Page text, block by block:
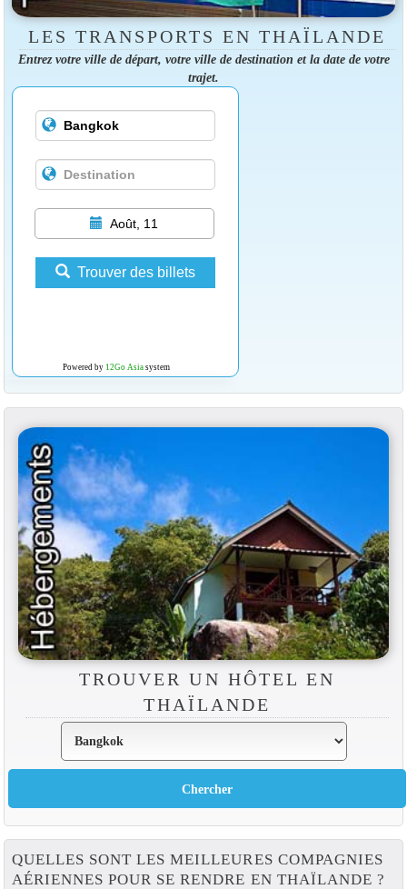
LES TRANSPORTS EN THAÏLANDE
Entrez votre ville de départ, votre ville de destination et la date de votre
trajet.
Août, 11
Trouver des billets
Powered by 12Go Asiasystem
TROUVER UN HÔTEL EN
THAÏLANDE
QUELLES SONT LES MEILLEURES COMPAGNIES
AÉRIENNES POUR SE RENDRE EN THAÏLANDE ?